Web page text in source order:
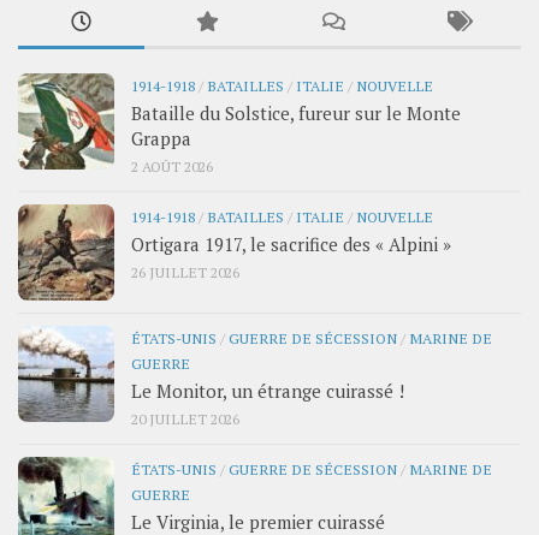
1914-1918 / BATAILLES / ITALIE / NOUVELLE
Bataille du Solstice, fureur sur le Monte
Grappa
2 AOÛT 2026
1914-1918 / BATAILLES / ITALIE / NOUVELLE
Ortigara 1917, le sacrifice des « Alpini »
26 JUILLET 2026
ÉTATS-UNIS /GUERRE DE SÉCESSION / MARINE DE
GUERRE
Le Monitor, un étrange cuirassé !
20 JUILLET 2026
ÉTATS-UNIS /GUERRE DE SÉCESSION / MARINE DE
GUERRE
Le Virginia, le premier cuirassé